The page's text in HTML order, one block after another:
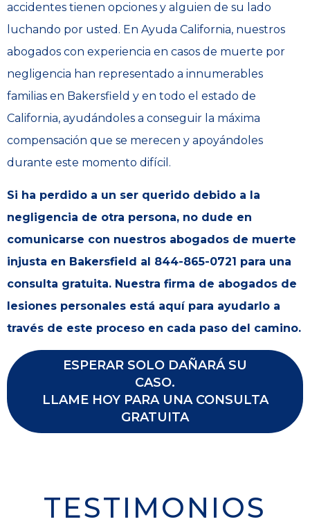
accidentes tienen opciones y alguien de su lado
luchando por usted. En Ayuda California, nuestros
abogados con experiencia en casos de muerte por
negligencia han representado a innumerables
familias en Bakersfield y en todo el estado de
California, ayudándoles a conseguir la máxima
compensación que se merecen y apoyándoles
durante este momento difícil.
Si ha perdido a un ser querido debido a la
negligencia de otra persona, no dude en
comunicarse con nuestros abogados de muerte
injusta en Bakersfield al 844-865-0721 para una
consulta gratuita. Nuestra firma de abogados de
lesiones personales está aquí para ayudarlo a
través de este proceso en cada paso del camino.
ESPERAR SOLO DAÑARÁ SU
CASO.
LLAME HOY PARA UNA CONSULTA
GRATUITA
TESTIMONIOS